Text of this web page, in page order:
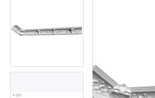
3d - панелі з гіпсу і бетону
Статьи